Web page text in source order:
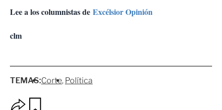
Lee a los columnistas de Excélsior Opinión
clm
TEMAS:Corte Política